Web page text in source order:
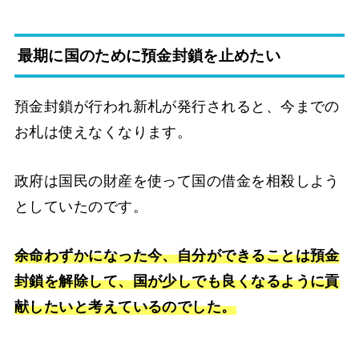
最期に国のために預金封鎖を止めたい
預金封鎖が行われ新札が発行されると、今までの
お札は使えなくなります。
政府は国民の財産を使って国の借金を相殺しよう
としていたのです。
余命わずかになった今、自分ができることは預金
封鎖を解除して、国が少しでも良くなるように貢
献したいと考えているのでした。